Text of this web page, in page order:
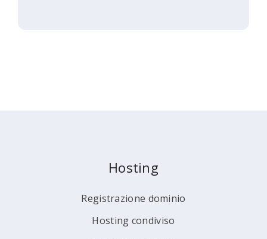
Hosting
Registrazione dominio
Hosting condiviso